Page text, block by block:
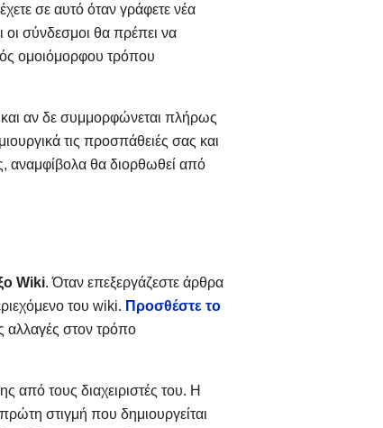
σε αυτό όταν γράφετε νέα
σύνδεσμοι θα πρέπει να
ομοιόμορφου τρόπου
αν δε συμμορφώνεται πλήρως
τις προσπάθειές σας και
αναμφίβολα θα διορθωθεί από
Wiki. Όταν επεξεργάζεστε άρθρα
του wiki. Προσθέστε το
αλλαγές στον τρόπο
από τους διαχειριστές του. Η
στιγμή που δημιουργείται